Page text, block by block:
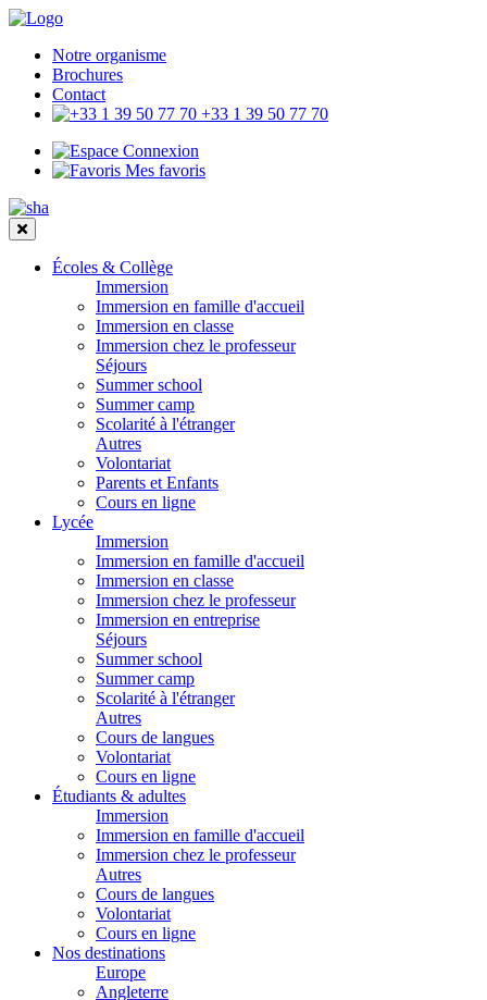
Notre organisme
Brochures
Contact
+33 1 39 50 77 70
Connexion
Mes favoris
Écoles & Collège
Immersion
Immersion en famille d'accueil
Immersion en classe
Immersion chez le professeur
Séjours
Summer school
Summer camp
Scolarité à l'étranger
Autres
Volontariat
Parents et Enfants
Cours en ligne
Lycée
Immersion
Immersion en famille d'accueil
Immersion en classe
Immersion chez le professeur
Immersion en entreprise
Séjours
Summer school
Summer camp
Scolarité à l'étranger
Autres
Cours de langues
Volontariat
Cours en ligne
Étudiants & adultes
Immersion
Immersion en famille d'accueil
Immersion chez le professeur
Autres
Cours de langues
Volontariat
Cours en ligne
Nos destinations
Europe
Angleterre